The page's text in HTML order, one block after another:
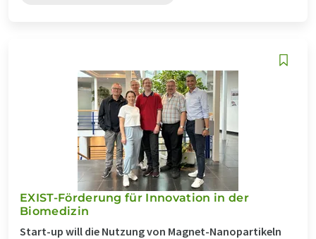
EXIST-Förderung für Innovation in der
Biomedizin
Start-up will die Nutzung von Magnet-Nanopartikeln